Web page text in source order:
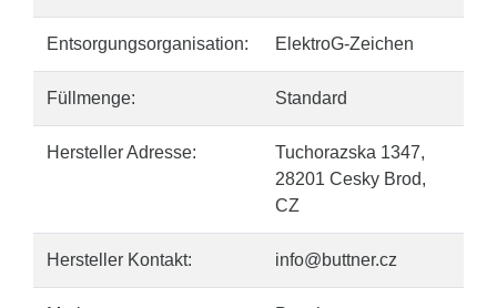
Entsorgungsorganisation: ElektroG-Zeichen
Füllmenge: Standard
Hersteller Adresse:
Tuchorazska 1347,
28201 Cesky Brod,
CZ
Hersteller Kontakt: info@buttner.cz